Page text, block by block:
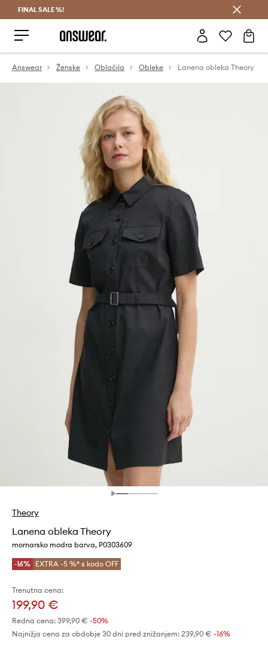
FINAL SALE %!
Answear Ženske Oblačila Obleke Lanena obleka Theory
Theory
Lanena obleka Theory
mornarsko modra barva, P0303609
-16% EXTRA -5 %* s kodo OFF
Trenutna cena:
199,90 €
Redna cena: 399,90 € -50%
Najnižja cena za obdobje 30 dni pred znižanjem: 239,90 € -16%